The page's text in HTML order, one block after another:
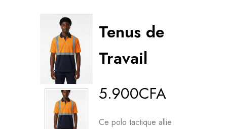
Tenus de
Travail
5.900CFA
Ce polo tactique allie